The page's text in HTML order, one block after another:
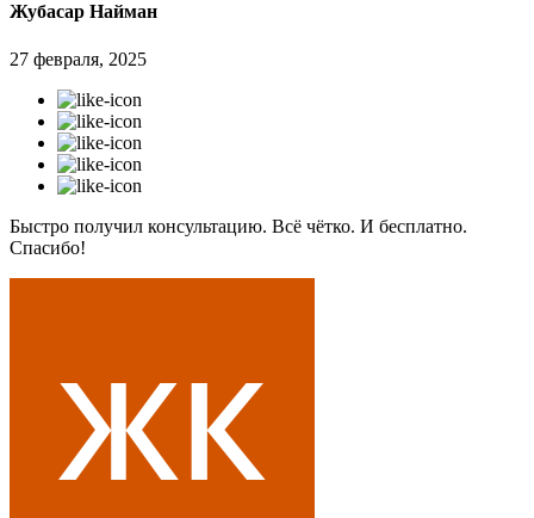
Жубасар Найман
27 февраля, 2025
Быстро получил консультацию. Всё чётко. И бесплатно.
Спасибо!